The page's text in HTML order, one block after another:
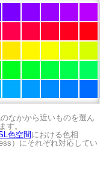
なかから近いものを選ん
す。
色空間 における色相
）にそれぞれ対応してい